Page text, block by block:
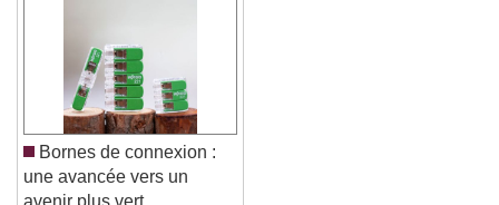
Font Family
Reset
Done
Close Modal Dialog
End of dialog window.
Bornes de connexion :
une avancée vers un